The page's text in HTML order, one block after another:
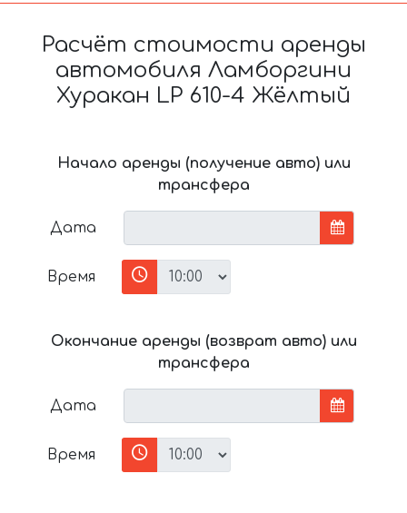
Расчёт стоимости аренды
автомобиля Ламборгини
Хуракан LP 610-4 Жёлтый
Начало аренды (получение авто) или
трансфера
Дата
Время
Окончание аренды (возврат авто) или
трансфера
Дата
Время